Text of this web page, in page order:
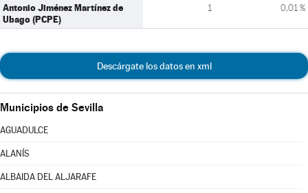
Antonio Jiménez Martínez de
Ubago (PCPE)
1 0,01 %
Descárgate los datos en xml
Municipios de Sevilla
AGUADULCE
ALANÍS
ALBAIDA DEL ALJARAFE